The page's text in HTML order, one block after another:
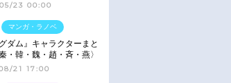
23 00:00
グダム』キャラクターまと
・韓・魏・趙・斉・燕〉
21 17:00
マンガ・ラノベ